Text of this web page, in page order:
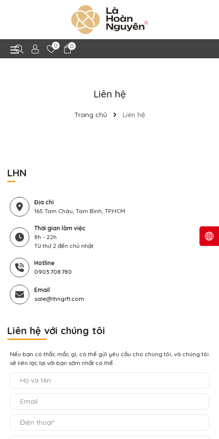
0 0
Liên hệ
Trang chủ Liên hệ
LHN
Địa chỉ
165 Tam Châu, Tam Bình, TP.HCM
Thời gian làm việc
8h - 22h
Từ thứ 2 đến chủ nhật
Hotline
0903.708.780
Email
sale@lhngift.com
Liên hệ với chúng tôi
Nếu bạn có thắc mắc gì, có thể gửi yêu cầu cho chúng tôi, và chúng tôi
sẽ liên lạc lại với bạn sớm nhất có thể .